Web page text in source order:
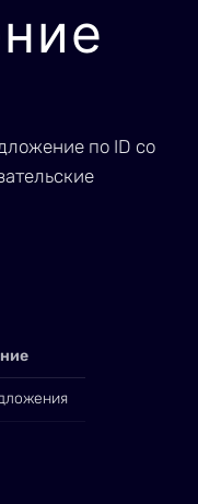
по ID со